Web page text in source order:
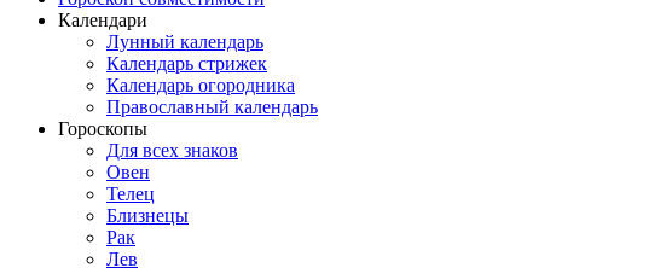
Календари
Лунный календарь
Календарь стрижек
Календарь огородника
Православный календарь
Гороскопы
Для всех знаков
Овен
Телец
Близнецы
Рак
Лев